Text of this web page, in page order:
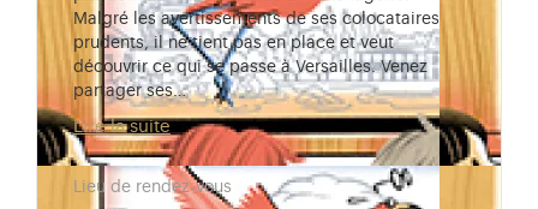
Malgré les avertissements de ses colocataires
prudents, il ne tient pas en place et veut
découvrir ce qui se passe à Versailles. Venez
partager ses…
Lire la suite
Lieu de rendez-vous